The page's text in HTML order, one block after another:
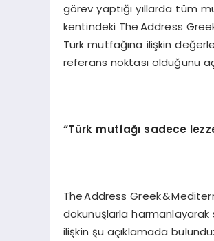
görev yaptığı yıllarda tüm
kentindeki The Address
Türk mutfağına ilişkin
referans noktası olduğunu
“Türk mutfağı sadece
The Address Greek &
dokunuşlarla
ilişkin şu açıklamada